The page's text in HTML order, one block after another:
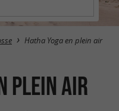
Hatha Yoga en plein air
plein air